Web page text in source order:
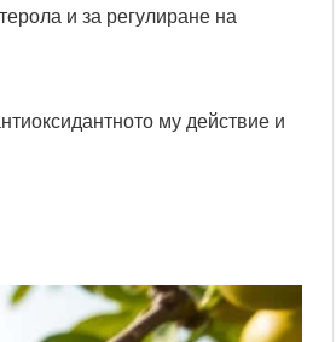
и за регулиране на
му действие и